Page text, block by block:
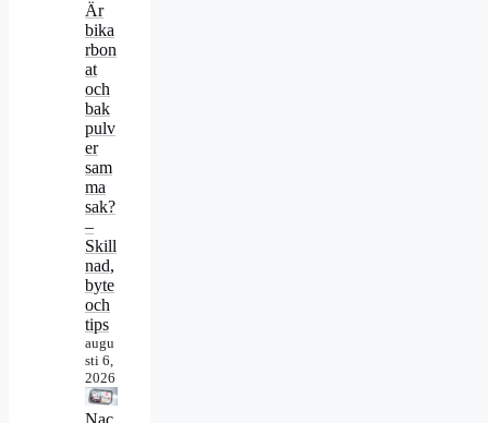
Är
bika
rbon
at
och
bak
pulv
er
sam
ma
sak?
–
Skill
nad,
byte
och
tips
augu
sti 6,
2026